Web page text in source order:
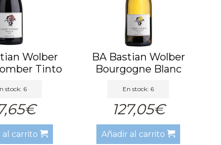
Wolber
Tinto
stock: 6
al carrito
BA Bastian Wolber
Bourgogne Blanc
En stock: 6
127,05€
Añadir al carrito